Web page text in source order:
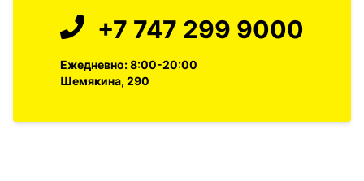
+7 747 299 9000
Ежедневно: 8:00-20:00
Шемякина, 290